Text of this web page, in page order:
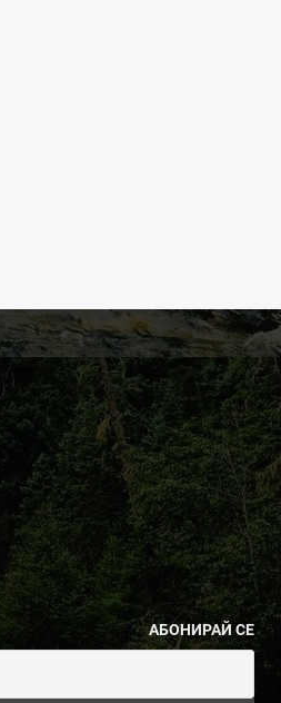
АБОНИРАЙ СЕ